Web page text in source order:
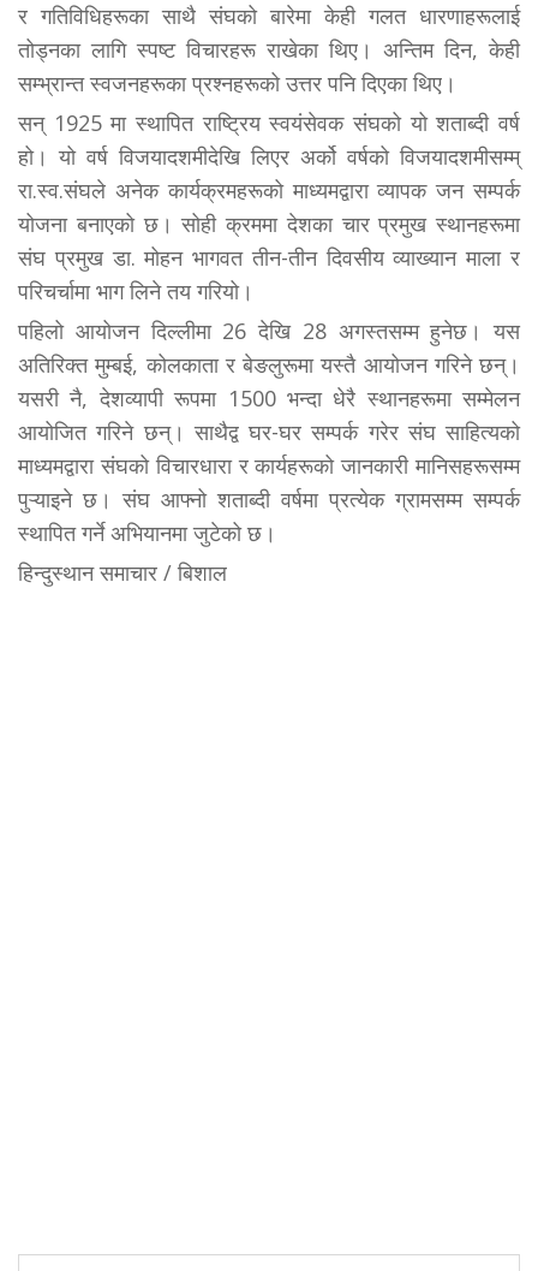
र गतिविधिहरूका साथै संघको बारेमा केही गलत धारणाहरूलाई
तोड्नका लागि स्पष्ट विचारहरू राखेका थिए। अन्तिम दिन, केही
सम्भ्रान्त स्वजनहरूका प्रश्नहरूको उत्तर पनि दिएका थिए।
सन् 1925 मा स्थापित राष्ट्रिय स्वयंसेवक संघको यो शताब्दी वर्ष
हो। यो वर्ष विजयादशमीदेखि लिएर अर्को वर्षको विजयादशमीसम्म्
रा.स्व.संघले अनेक कार्यक्रमहरूको माध्यमद्वारा व्यापक जन सम्पर्क
योजना बनाएको छ। सोही क्रममा देशका चार प्रमुख स्थानहरूमा
संघ प्रमुख डा. मोहन भागवत तीन-तीन दिवसीय व्याख्यान माला र
परिचर्चामा भाग लिने तय गरियो।
पहिलो आयोजन दिल्लीमा 26 देखि 28 अगस्तसम्म हुनेछ। यस
अतिरिक्त मुम्बई, कोलकाता र बेङलुरूमा यस्तै आयोजन गरिने छन्।
यसरी नै, देशव्यापी रूपमा 1500 भन्दा धेरै स्थानहरूमा सम्मेलन
आयोजित गरिने छन्। साथैद्व घर-घर सम्पर्क गरेर संघ साहित्यको
माध्यमद्वारा संघको विचारधारा र कार्यहरूको जानकारी मानिसहरूसम्म
पुऱ्याइने छ। संघ आफ्नो शताब्दी वर्षमा प्रत्येक ग्रामसम्म सम्पर्क
स्थापित गर्ने अभियानमा जुटेको छ।
हिन्दुस्थान समाचार / बिशाल